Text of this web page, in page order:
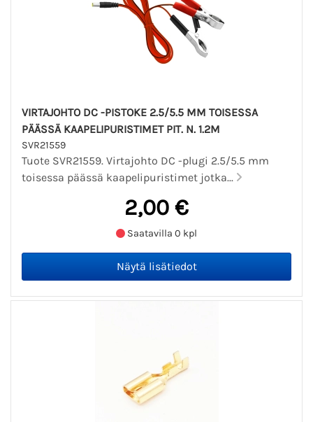
VIRTAJOHTO DC -PISTOKE 2.5/5.5 MM TOISESSA
PÄÄSSÄ KAAPELIPURISTIMET PIT. N. 1.2M
SVR21559
Tuote SVR21559. Virtajohto DC -plugi 2.5/5.5 mm
toisessa päässä kaapelipuristimet jotka...
2,00 €
Saatavilla 0 kpl